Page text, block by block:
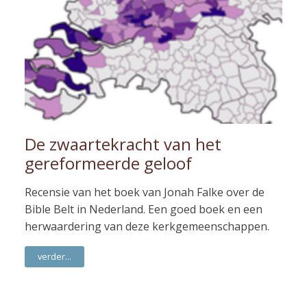
De zwaartekracht van het
gereformeerde geloof
Recensie van het boek van Jonah Falke over de
Bible Belt in Nederland. Een goed boek en een
herwaardering van deze kerkgemeenschappen.
verder...